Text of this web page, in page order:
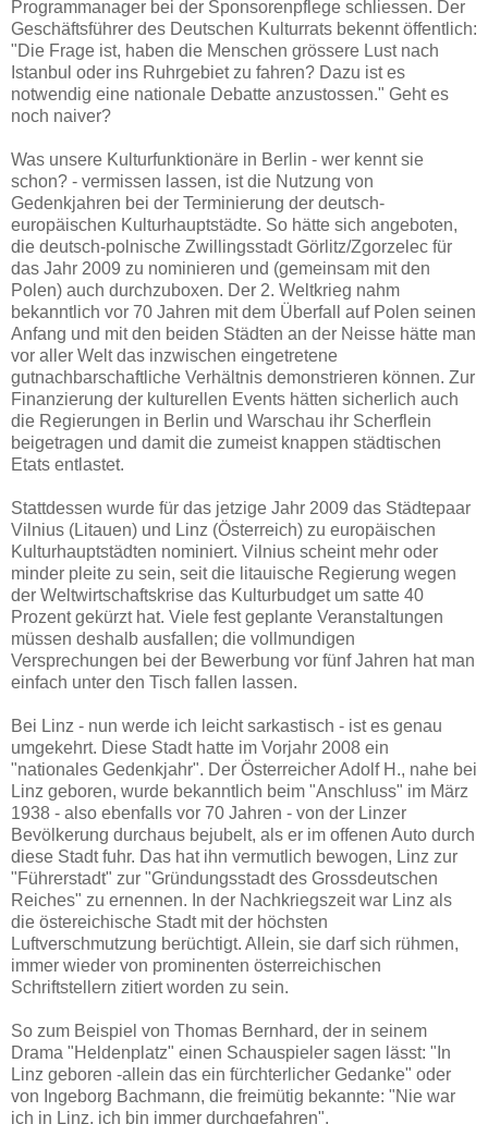
Programmanager bei der Sponsorenpflege schliessen. Der
Geschäftsführer des Deutschen Kulturrats bekennt öffentlich:
"Die Frage ist, haben die Menschen grössere Lust nach
Istanbul oder ins Ruhrgebiet zu fahren? Dazu ist es
notwendig eine nationale Debatte anzustossen." Geht es
noch naiver?
Was unsere Kulturfunktionäre in Berlin - wer kennt sie
schon? - vermissen lassen, ist die Nutzung von
Gedenkjahren bei der Terminierung der deutsch-
europäischen Kulturhauptstädte. So hätte sich angeboten,
die deutsch-polnische Zwillingsstadt Görlitz/Zgorzelec für
das Jahr 2009 zu nominieren und (gemeinsam mit den
Polen) auch durchzuboxen. Der 2. Weltkrieg nahm
bekanntlich vor 70 Jahren mit dem Überfall auf Polen seinen
Anfang und mit den beiden Städten an der Neisse hätte man
vor aller Welt das inzwischen eingetretene
gutnachbarschaftliche Verhältnis demonstrieren können. Zur
Finanzierung der kulturellen Events hätten sicherlich auch
die Regierungen in Berlin und Warschau ihr Scherflein
beigetragen und damit die zumeist knappen städtischen
Etats entlastet.
Stattdessen wurde für das jetzige Jahr 2009 das Städtepaar
Vilnius (Litauen) und Linz (Österreich) zu europäischen
Kulturhauptstädten nominiert. Vilnius scheint mehr oder
minder pleite zu sein, seit die litauische Regierung wegen
der Weltwirtschaftskrise das Kulturbudget um satte 40
Prozent gekürzt hat. Viele fest geplante Veranstaltungen
müssen deshalb ausfallen; die vollmundigen
Versprechungen bei der Bewerbung vor fünf Jahren hat man
einfach unter den Tisch fallen lassen.
Bei Linz - nun werde ich leicht sarkastisch - ist es genau
umgekehrt. Diese Stadt hatte im Vorjahr 2008 ein
"nationales Gedenkjahr". Der Österreicher Adolf H., nahe bei
Linz geboren, wurde bekanntlich beim "Anschluss" im März
1938 - also ebenfalls vor 70 Jahren - von der Linzer
Bevölkerung durchaus bejubelt, als er im offenen Auto durch
diese Stadt fuhr. Das hat ihn vermutlich bewogen, Linz zur
"Führerstadt" zur "Gründungsstadt des Grossdeutschen
Reiches" zu ernennen. In der Nachkriegszeit war Linz als
die östereichische Stadt mit der höchsten
Luftverschmutzung berüchtigt. Allein, sie darf sich rühmen,
immer wieder von prominenten österreichischen
Schriftstellern zitiert worden zu sein.
So zum Beispiel von Thomas Bernhard, der in seinem
Drama "Heldenplatz" einen Schauspieler sagen lässt: "In
Linz geboren -allein das ein fürchterlicher Gedanke" oder
von Ingeborg Bachmann, die freimütig bekannte: "Nie war
ich in Linz, ich bin immer durchgefahren".